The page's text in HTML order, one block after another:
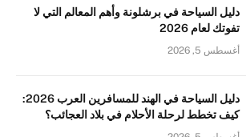
دليل السياحة في برشلونة وأهم المعالم التي لا
تفوتك لعام 2026
أغسطس 5, 2026
دليل السياحة في الهند للمسافرين العرب 2026:
كيف تخطط لرحلة الأحلام في بلاد العجائب؟